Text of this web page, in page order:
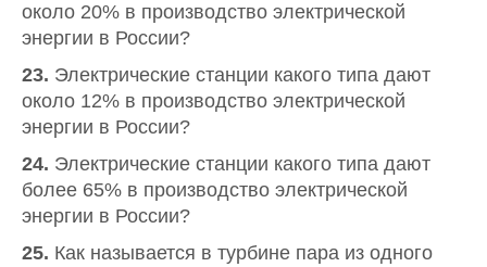
около 20% в производство электрической
энергии в России?
23. Электрические станции какого типа дают
около 12% в производство электрической
энергии в России?
24. Электрические станции какого типа дают
более 65% в производство электрической
энергии в России?
25. Как называется в турбине пара из одного